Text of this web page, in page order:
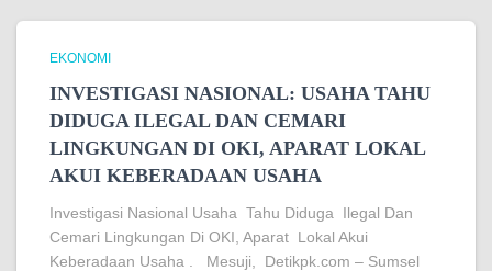
EKONOMI
INVESTIGASI NASIONAL: USAHA TAHU
DIDUGA ILEGAL DAN CEMARI
LINGKUNGAN DI OKI, APARAT LOKAL
AKUI KEBERADAAN USAHA
Investigasi Nasional Usaha Tahu Diduga Ilegal Dan
Cemari Lingkungan Di OKI, Aparat Lokal Akui
Keberadaan Usaha . Mesuji, Detikpk.com – Sumsel